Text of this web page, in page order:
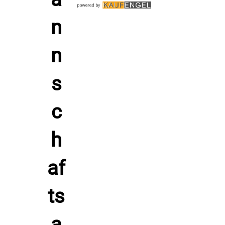
Strapazierfähige Faserstruktur
Emblem: Acerbis auf dem rechten Brustbereich
Farben: in fünf Farben erhältlich
Größen: 4XS bis 4XL
Kompatibel mit Basketball Shorts: Magic, Larry, Astro von
Verfügbarkeit: bis 2025
Unterschied von Polyester Hi‑Tech Fabrics LXSPRO zu
anderen Materialien
Setze auf das dichte, doch leichte Polyester mit
Funktionsfaser, das Feuchtigkeit zügig von der Haut nach
außen leitet. Im Vergleich zu Baumwolle speichert dieses
Material weniger Nässe und trocknet deutlich schneller, was
bleibt die Faser formstabil, bleibt glatt und unterstützt
dynamische Bewegungen ohne auszuleiern.
Pflegehinweise – Basketball Trikot DAVE von Acerbis, weiß